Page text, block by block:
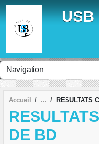
Accueil RESULTATS
DE BD
Panneau de gestion des